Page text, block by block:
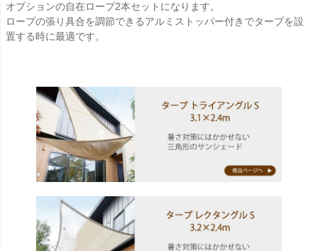
オプションの自在ロープ2本セットになります。
ロープの張り具合を調節できるアルミストッパー付きでタープを設
置する時に最適です。